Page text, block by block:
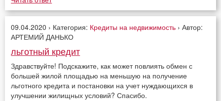
09.04.2020 › Категория: Кредиты на недвижимость › Автор:
АРТЕМИЙ ДАНЬКО
льготный кредит
Здравствуйте! Подскажите, как может повлиять обмен с
большей жилой площадью на меньшую на получение
льготного кредита и постановки на учет нуждающихся в
улучшении жилищных условий? Спасибо.